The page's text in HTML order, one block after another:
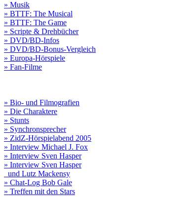
» Musik
» BTTF: The Musical
» BTTF: The Game
» Scripte & Drehbücher
» DVD/BD-Infos
» DVD/BD-Bonus-Vergleich
» Europa-Hörspiele
» Fan-Filme
» Bio- und Filmografien
» Die Charaktere
» Stunts
» Synchronsprecher
» ZidZ-Hörspielabend 2005
» Interview Michael J. Fox
» Interview Sven Hasper
» Interview Sven Hasper
und Lutz Mackensy
» Chat-Log Bob Gale
» Treffen mit den Stars